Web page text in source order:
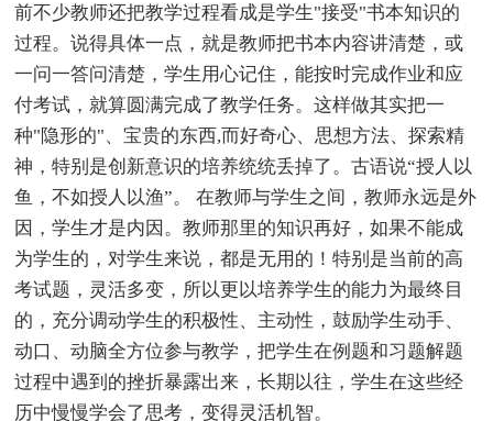
前不少教师还把教学过程看成是学生"接受"书本知识的
过程。说得具体一点，就是教师把书本内容讲清楚，或
一问一答问清楚，学生用心记住，能按时完成作业和应
付考试，就算圆满完成了教学任务。这样做其实把一
种"隐形的"、宝贵的东西,而好奇心、思想方法、探索精
神，特别是创新意识的培养统统丢掉了。古语说“授人以
鱼，不如授人以渔”。 在教师与学生之间，教师永远是外
因，学生才是内因。教师那里的知识再好，如果不能成
为学生的，对学生来说，都是无用的！特别是当前的高
考试题，灵活多变，所以更以培养学生的能力为最终目
的，充分调动学生的积极性、主动性，鼓励学生动手、
动口、动脑全方位参与教学，把学生在例题和习题解题
过程中遇到的挫折暴露出来，长期以往，学生在这些经
历中慢慢学会了思考，变得灵活机智。